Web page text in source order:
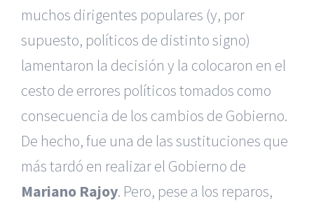
muchos dirigentes populares (y, por
supuesto, políticos de distinto signo)
lamentaron la decisión y la colocaron en el
cesto de errores políticos tomados como
consecuencia de los cambios de Gobierno.
De hecho, fue una de las sustituciones que
más tardó en realizar el Gobierno de
Mariano Rajoy. Pero, pese a los reparos,